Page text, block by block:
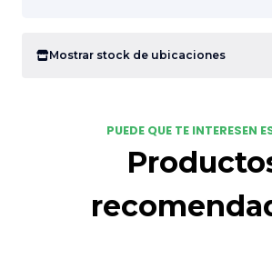
Mostrar stock de ubicaciones
PUEDE QUE TE INTERESEN